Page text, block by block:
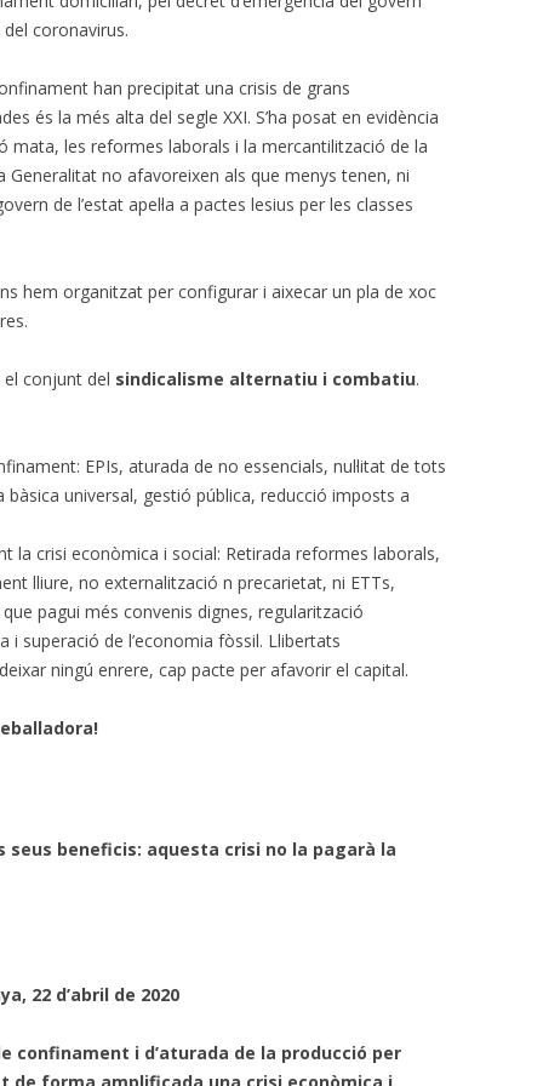
CALENDARI LABORAL 2018 I
NI ACORD DE VESTUARI NI CAP
ACORD PEL PASL!
VESTUARI. ACCIÓ-REACCIÓ?
AVALUACIÓ DELS RISCOS
GERENT PROPOSAT I COMISSIÓ
4/11/2019 SITUACIÓ
coronavirus.
han precipitat una crisis de grans
és la més alta del segle XXI. S’ha posat en evidència
mata, les reformes laborals i la mercantilització de la
Generalitat no afavoreixen als que menys tenen, ni
de l’estat apel·la a pactes lesius per les classes
hem organitzat per configurar i aixecar un pla de xoc
conjunt del sindicalisme alternatiu i combatiu.
EPIs, aturada de no essencials, nul·litat de tots
bàsica universal, gestió pública, reducció imposts a
la crisi econòmica i social: Retirada reformes laborals,
lliure, no externalització n precarietat, ni ETTs,
pagui més convenis dignes, regularització
superació de l’economia fòssil. Llibertats
ningú enrere, cap pacte per afavorir el capital.
seus beneficis: aquesta crisi no la pagarà la
22 d’abril de 2020
confinament i d’aturada de la producció per